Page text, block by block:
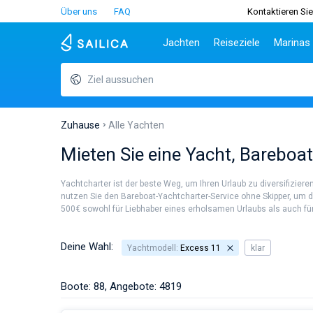
Über uns FAQ Kontaktieren
Jachten
Griechenland
Türkei
Frankreich
Seychellen
Martinique
Reiseziele
Split
Biograd
Volos
Marinas
Ziel aussuchen
Zuhause Alle Yachten
Mieten Sie eine Yacht,
Yachtcharter ist der beste Weg, um Ihren Urlaub zu
nutzen Sie den Bareboat-Yachtcharter-Service ohne Skipper,
500€ sowohl für Liebhaber eines erholsamen Urlaubs als auch
Deine Wahl: Yachtmodell: Excess 11 klar
Boote: 88, Angebote: 4819